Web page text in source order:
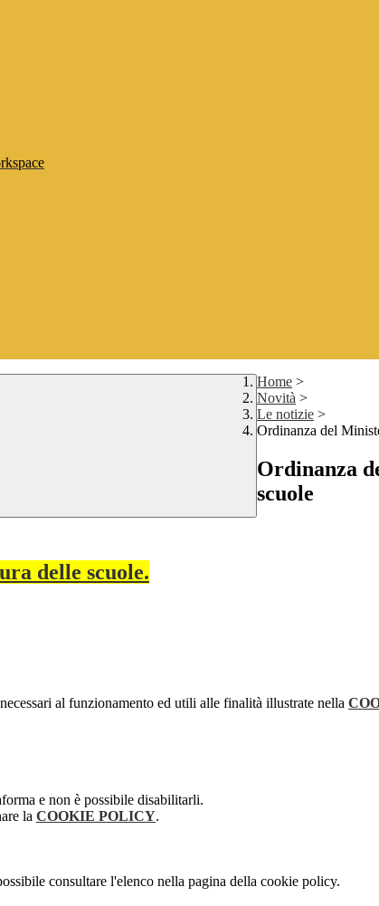
Home >
Novità >
Le notizie >
Ordinanza del
Ordinanza
scuole
delle scuole.
al funzionamento ed utili alle finalità illustrate nella
e non è possibile disabilitarli.
la COOKIE POLICY.
consultare l'elenco nella pagina della cookie policy.